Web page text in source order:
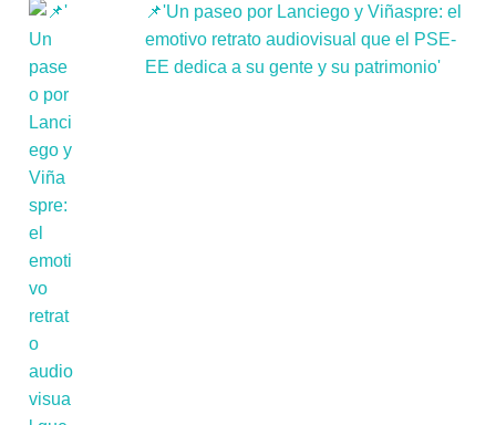
📌'Un paseo por Lanciego y Viñaspre: el
emotivo retrato audiovisual que el PSE-
EE dedica a su gente y su patrimonio'